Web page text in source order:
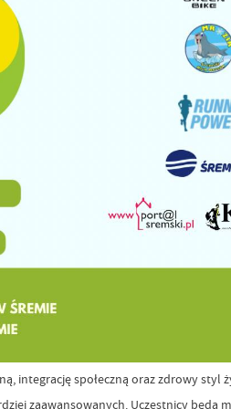
integrację społeczną oraz zdrowy styl
zaawansowanych. Uczestnicy będą